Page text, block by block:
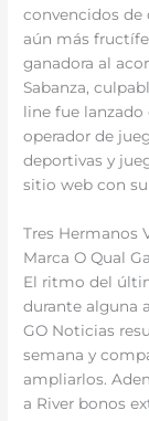
convencidos de
aún más
ganadora al
Sabanza,
line fue
operador de
deportivas y
sitio web con
Tres Hermanos
Marca O Qual
El ritmo del
durante alguna
GO Noticias
semana y
ampliarlos.
a River bonos